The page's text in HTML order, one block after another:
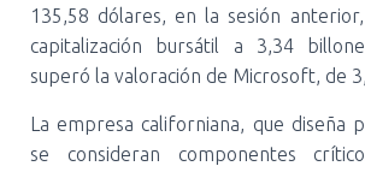
135,58 dólares, en la sesión
capitalización bursátil a 3,34
superó la valoración de Microsoft, de
La empresa californiana, que diseña
se consideran componentes